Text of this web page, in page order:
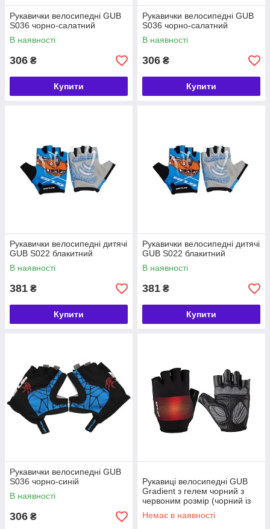
Рукавички велосипедні GUB
S036 чорно-салатний
В наявності
306 ₴
Купити
Рукавички велосипедні GUB
S036 чорно-салатний
В наявності
306 ₴
Купити
Рукавички велосипедні дитячі
GUB S022 блакитний
В наявності
381 ₴
Купити
Рукавички велосипедні дитячі
GUB S022 блакитний
В наявності
381 ₴
Купити
Рукавички велосипедні GUB
S036 чорно-синій
В наявності
306 ₴
Рукавиці велосипедні GUB
Gradient з гелем чорний з
червоним розмір (чорний із
червоним)
Немає в наявності